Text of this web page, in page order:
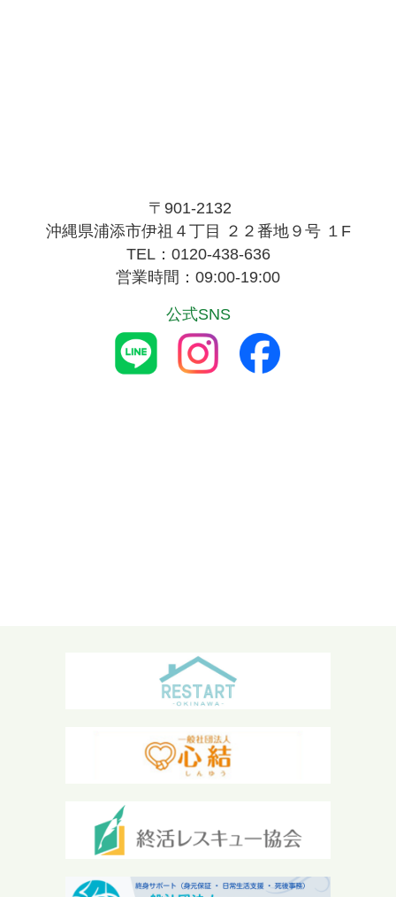
〒901-2132
沖縄県浦添市伊祖４丁目 ２２番地９号 １F
TEL：0120-438-636
営業時間：09:00-19:00
公式SNS